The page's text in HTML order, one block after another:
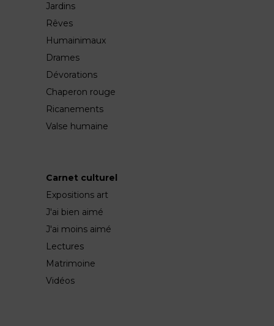
Jardins
Rêves
Humainimaux
Drames
Dévorations
Chaperon rouge
Ricanements
Valse humaine
Carnet culturel
Expositions art
J'ai bien aimé
J'ai moins aimé
Lectures
Matrimoine
Vidéos